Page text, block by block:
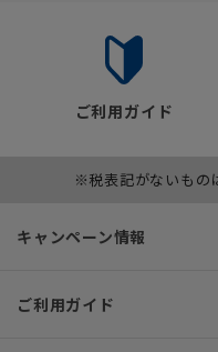
ご利用ガイド
※税表記がないもの
キャンペーン情報
ご利用ガイド